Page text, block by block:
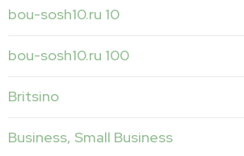
bou-sosh10.ru 10
bou-sosh10.ru 100
Britsino
Business, Small Business